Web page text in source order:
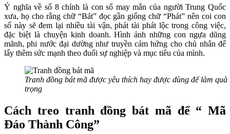
Ý nghĩa về số 8 chính là con số may mắn của người Trung Quốc
xưa, họ cho rằng chữ “Bát” đọc gần giống chữ “Phát” nên coi con
số này sẽ đem lại nhiều tài vận, phát tài phát lộc trong công việc,
đặc biệt là chuyện kinh doanh. Hình ảnh những con ngựa dũng
mãnh, phi nước đại dường như truyền cảm hứng cho chủ nhân để
lấy thêm sức mạnh theo đuổi sự nghiệp và mục tiêu của mình.
Tranh đồng bát mã được yêu thích hay được dùng để làm
trọng
Cách treo tranh đồng bát mã để “ Mã
Đáo Thành Công”